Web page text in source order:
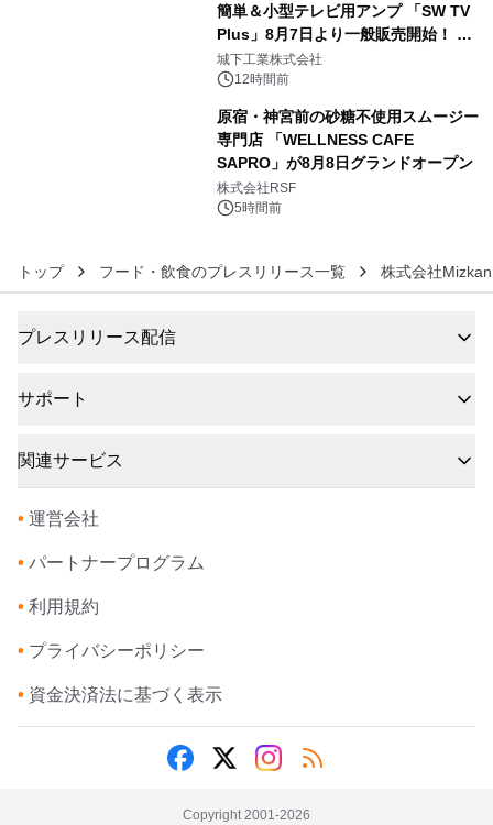
簡単＆小型テレビ用アンプ 「SW TV
Plus」8月7日より一般販売開始！ ケ
ーブル1本つなぐだけ、テレビの音が
ぐっと豊かに
城下工業株式会社
12時間前
原宿・神宮前の砂糖不使用スムージー
専門店 「WELLNESS CAFE
SAPRO」が8月8日グランドオープン
株式会社RSF
5時間前
トップ フード・飲食のプレスリリース一覧 株式会社Mizkan
プレスリリース配信
サポート
関連サービス
• 運営会社
• パートナープログラム
• 利用規約
• プライバシーポリシー
• 資金決済法に基づく表示
Copyright 2001-2026